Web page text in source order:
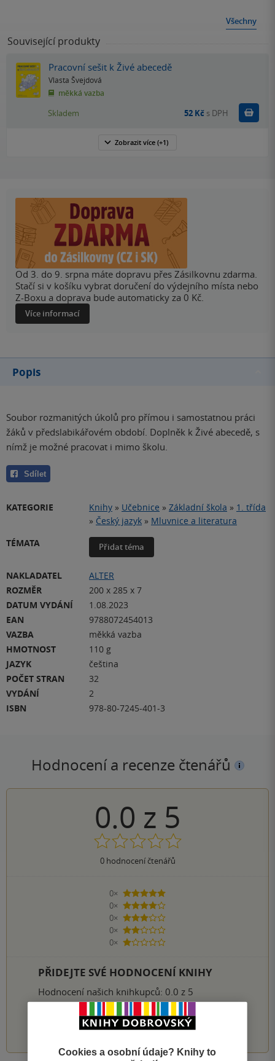
Všechny
Související produkty
Pracovní sešit k Živé abecedě
Vlasta Švejdová
měkká vazba
Skladem 52 Kč s DPH
Zobrazit více (+1)
Od 3. do 9. srpna máte dopravu přes Zásilkovnu zdarma.
Stačí si v košíku vybrat doručení do výdejního místa nebo
Z-Boxu a doprava bude automaticky za 0 Kč.
Více informací
Popis
Soubor rozmanitých úkolů pro přímou i samostatnou práci
žáků v předslabikářovém období. Doplněk k Živé abecedě, s
nímž je možné pracovat i mimo školu.
Sdílet
KATEGORIE Knihy » Učebnice » Základní škola » 1. třída
» Český jazyk » Mluvnice a literatura
TÉMATA
Přidat téma
NAKLADATEL
ALTER
ROZMĚR
200 x 285 x 7
DATUM VYDÁNÍ
1.08.2023
EAN
9788072454013
VAZBA
měkká vazba
HMOTNOST
110 g
JAZYK
čeština
POČET STRAN
32
VYDÁNÍ
2
ISBN
978-80-7245-401-3
Hodnocení a recenze čtenářů
0.0 z 5
0hodnocení čtenářů
0×
5 hvězdiček
0×
4 hvězdičky
0×
3 hvězdičky
0×
2 hvězdičky
0×
1 hvezdička
PŘIDEJTE SVÉ HODNOCENÍ KNIHY
Hodnocení našich knihkupců: 0.0 z 5
1 2 3 4 5
Cookies a osobní údaje? Knihy to